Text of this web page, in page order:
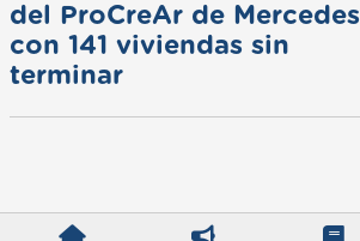
del ProCreAr de Mercedes
con 141 viviendas sin
terminar